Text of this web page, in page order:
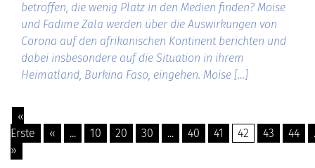
betroffen, die wenig Platz in den Medien finden? Moise
und Fadime Zala werden über die Auswirkungen von
Corona auf den afrikanischen Kontinent berichten und
dabei insbesondere auf die Situation in ihrem
Heimatland, Burkina Faso, eingehen. Moise […]
«
Erste
« ... 10 20 30 ... 40 41 42 43 44
»